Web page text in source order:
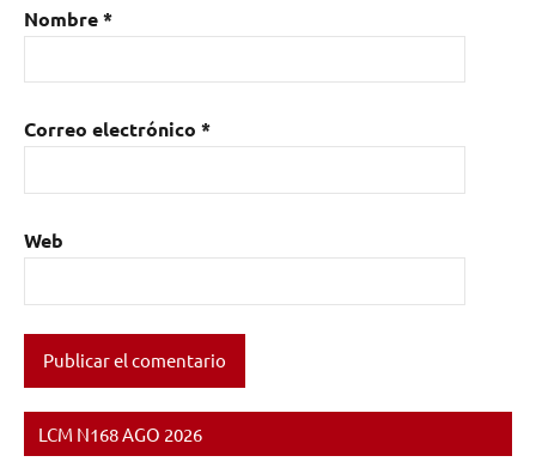
Nombre*
Correo electrónico *
Web
LCM N168 AGO 2026